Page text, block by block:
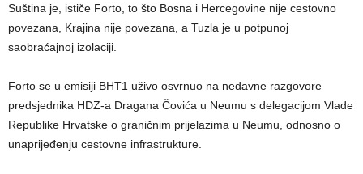
Suština je, ističe Forto, to što Bosna i Hercegovine nije cestovno
povezana, Krajina nije povezana, a Tuzla je u potpunoj
saobraćajnoj izolaciji.
Forto se u emisiji BHT1 uživo osvrnuo na nedavne razgovore
predsjednika HDZ-a Dragana Čovića u Neumu s delegacijom Vlade
Republike Hrvatske o graničnim prijelazima u Neumu, odnosno o
unaprijeđenju cestovne infrastrukture.